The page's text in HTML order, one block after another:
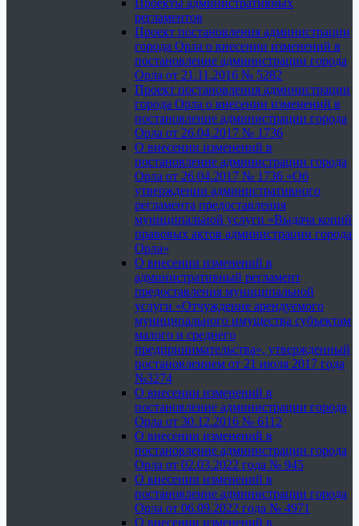
Проекты административных
регламентов
Проект постановления администрации
города Орла о внесении изменений в
постановление администрации города
Орла от 21.11.2016 № 5282
Проект постановления администрации
города Орла о внесении изменений в
постановление администрации города
Орла от 26.04.2017 № 1736
О внесении изменений в
постановление администрации города
Орла от 26.04.2017 № 1736 «Об
утверждении административного
регламента предоставления
муниципальной услуги «Выдача копий
правовых актов администрации города
Орла»
О внесении изменений в
административный регламент
предоставления муниципальной
услуги «Отчуждение арендуемого
муниципального имущества субъектам
малого и среднего
предпринимательства», утвержденный
постановлением от 21 июля 2017 года
№3274
О внесении изменений в
постановление администрации города
Орла от 30.12.2016 № 6112
О внесении изменений в
постановление администрации города
Орла от 02.03.2022 года № 945
О внесении изменений в
постановление администрации города
Орла от 06.09.2022 года № 4971
О внесении изменений в